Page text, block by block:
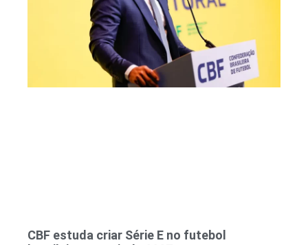
CBF estuda criar Série E no futebol